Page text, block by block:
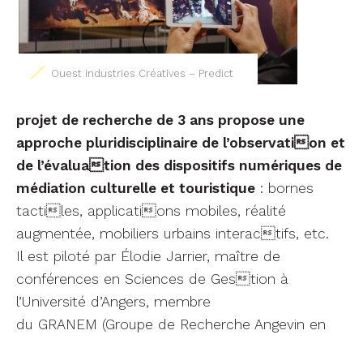
Ouest industries Créatives – Predict
projet de recherche de 3 ans propose une
approche pluridisciplinaire de l’observation et
de l’évaluation des dispositifs numériques de
médiation culturelle et touristique : bornes
tactiles, applications mobiles, réalité
augmentée, mobiliers urbains interactifs, etc.
Il est piloté par Élodie Jarrier, maître de
conférences en Sciences de Gestion à
l’Université d’Angers, membre
du GRANEM (Groupe de Recherche Angevin en